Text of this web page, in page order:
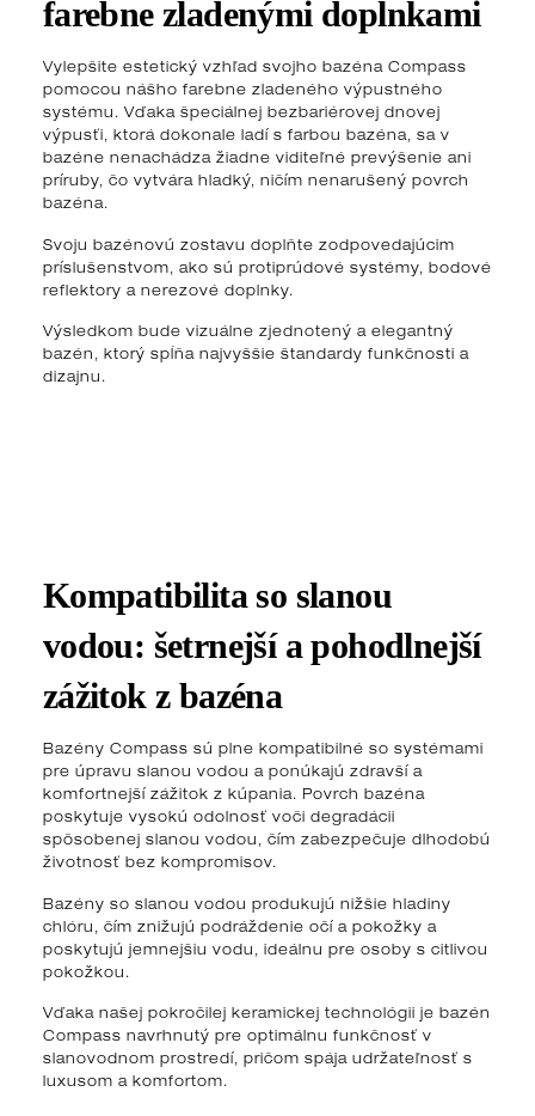
farebne zladenými doplnkami
Vylepšite estetický vzhľad svojho bazéna Compass
pomocou nášho farebne zladeného výpustného
systému. Vďaka špeciálnej bezbariérovej dnovej
výpusťi, ktorá dokonale ladí s farbou bazéna, sa v
bazéne nenachádza žiadne viditeľné prevýšenie ani
príruby, čo vytvára hladký, ničím nenarušený povrch
bazéna.
Svoju bazénovú zostavu doplňte zodpovedajúcim
príslušenstvom, ako sú protiprúdové systémy, bodové
reflektory a nerezové doplnky.
Výsledkom bude vizuálne zjednotený a elegantný
bazén, ktorý spĺňa najvyššie štandardy funkčnosti a
dizajnu.
Kompatibilita so slanou
vodou: šetrnejší a pohodlnejší
zážitok z bazéna
Bazény Compass sú plne kompatibilné so systémami
pre úpravu slanou vodou a ponúkajú zdravší a
komfortnejší zážitok z kúpania. Povrch bazéna
poskytuje vysokú odolnosť voči degradácii
spôsobenej slanou vodou, čím zabezpečuje dlhodobú
životnosť bez kompromisov.
Bazény so slanou vodou produkujú nižšie hladiny
chlóru, čím znižujú podráždenie očí a pokožky a
poskytujú jemnejšiu vodu, ideálnu pre osoby s citlivou
pokožkou.
Vďaka našej pokročilej keramickej technológii je bazén
Compass navrhnutý pre optimálnu funkčnosť v
slanovodnom prostredí, pričom spája udržateľnosť s
luxusom a komfortom.